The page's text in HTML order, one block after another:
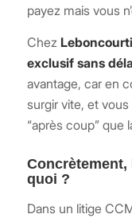
payez mais vous
Chez
exclusif sans
avantage, car en
surgir vite, et vous
“après coup” que
quoi ?
Dans un litige